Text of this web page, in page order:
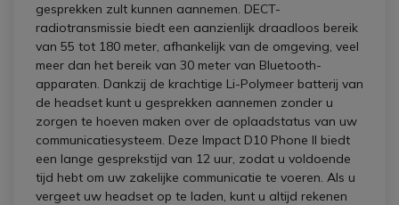
gesprekken zult kunnen aannemen. DECT-
radiotransmissie biedt een aanzienlijk draadloos bereik
van 55 tot 180 meter, afhankelijk van de omgeving, veel
meer dan het bereik van 30 meter van Bluetooth-
apparaten. Dankzij de krachtige Li-Polymeer batterij van
de headset kunt u gesprekken aannemen zonder u
zorgen te hoeven maken over de oplaadstatus van uw
communicatiesysteem. Deze Impact D10 Phone II biedt
een lange gesprekstijd van 12 uur, zodat u voldoende
tijd hebt om uw zakelijke communicatie te voeren. Als u
vergeet uw headset op te laden, kunt u altijd rekenen